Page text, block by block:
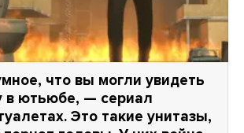
что вы могли увидеть
в ютьюбе, — сериал
Это такие унитазы,